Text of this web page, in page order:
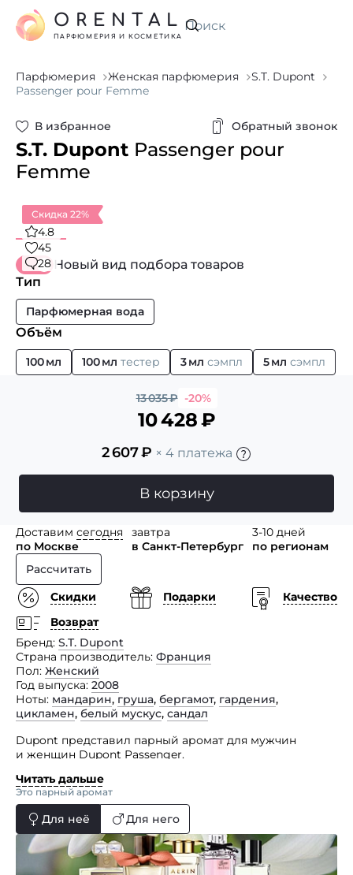
Искать
ORENTAL
ПАРФЮМЕРИЯ И КОСМЕТИКА
Парфюмерия Женская парфюмерия
S.T. Dupont
Passenger pour Femme
В избранное Обратный звонок
S.T. Dupont Passenger pour
Femme
Скидка 22%
4.8
45
28 Новый вид подбора товаров
Тип
Парфюмерная вода
Объём
100 мл 100 мл тестер 3 мл сэмпл 5 мл сэмпл
13 035₽ -20%
10 428₽
2 607₽ × 4 платежа
В корзину
Доставим сегодня
по Москве
завтра
в Санкт-Петербург
3-10 дней
по регионам
Рассчитать
Скидки
Подарки
Качество
Возврат
Бренд S.T. Dupont
Страна производитель Франция
Пол Женский
Год выпуска 2008
Ноты мандарин, груша, бергамот, гардения,
цикламен, белый мускус, сандал
Dupont представил парный аромат для мужчин
и женщин Dupont Passenger.
Женский парфюм Dupont Passenger pour Femme
составлен на основе нот зеленого мандарина,
бергамота, черной смородины, груши, цикламена,
розы, гардении, белого персика, орриса, ванили,
белого мускуса и сандала.
Читать дальше
Это парный аромат
Для неё Для него